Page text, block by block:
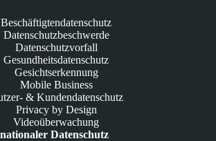
Beschäftigtendatenschutz
Datenschutzbeschwerde
Datenschutzvorfall
Gesundheitsdatenschutz
Gesichtserkennung
Mobile Business
& Kundendatenschutz
Privacy by Design
Videoüberwachung
Datenschutz